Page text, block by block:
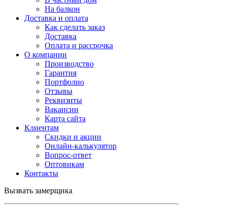
На балкон
Доставка и оплата
Как сделать заказ
Доставка
Оплата и рассрочка
О компании
Производство
Гарантия
Портфолио
Отзывы
Реквизиты
Вакансии
Карта сайта
Клиентам
Скидки и акции
Онлайн-калькулятор
Вопрос-ответ
Оптовикам
Контакты
Вызвать замерщика